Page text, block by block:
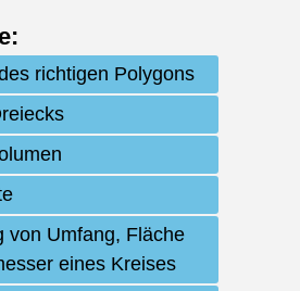
:
richtigen Polygons
von Umfang, Fläche
eines Kreises